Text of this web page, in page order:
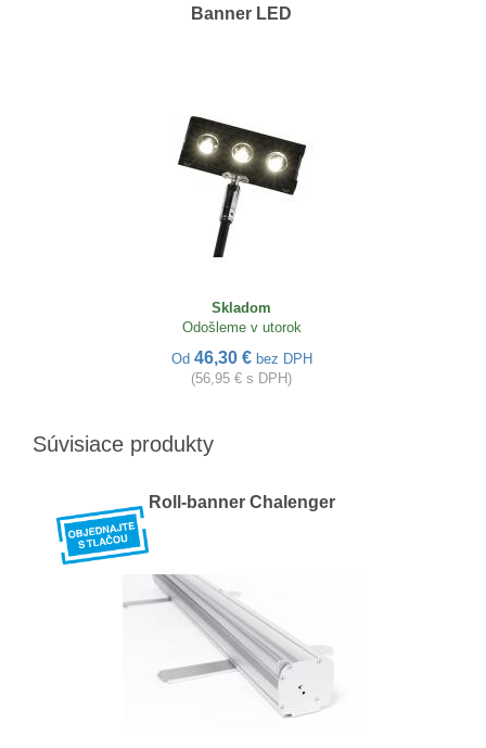
Banner LED
Skladom
Odošleme v utorok
Od 46,30 € bez DPH
(56,95 € s DPH)
Súvisiace produkty
Roll-banner Chalenger